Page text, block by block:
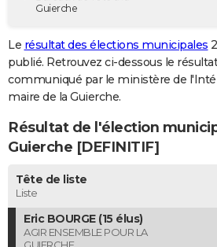
Destinations
City break
Voyage nature
Voyage de noces
Forum
GUIDES D'ACHAT
BONS PLANS
Carte de Noël
Carte Bonne année
Carte Saint-Valentin
Carte Pâques
Carte d'anniversaire
DICTIONNAIRE
Dictionnaire
Biographies
Citations
Expressions
Proverbes
PROGRAMME TV
COPAINS D'AVANT
S'inscrire
Se connecter
Lycées
Collèges
Primaires
Universités
Entreprises
Service militaire
Avis de recherche
AVIS DE DÉCÈS
Guierche
Le résultat des élections municipales
publié. Retrouvez ci-dessous le
communiqué par le ministère de
maire de la Guierche.
Résultat de l'élection
Guierche [DEFINITIF]
Tête de liste
Liste
Eric BOURGE (15 élus)
AGIR ENSEMBLE POUR LA